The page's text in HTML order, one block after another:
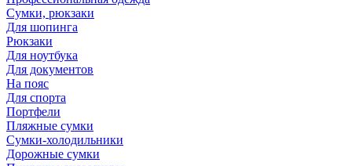
Сумки, рюкзаки
Для шопинга
Рюкзаки
Для ноутбука
Для документов
На пояс
Для спорта
Портфели
Пляжные сумки
Сумки-холодильники
Дорожные сумки